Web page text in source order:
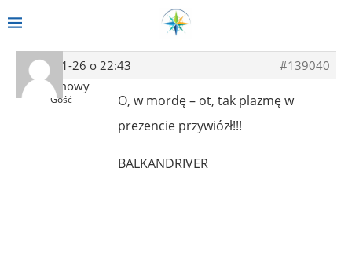
2014-01-26 o 22:43
#139040
Anonimowy
Gość
O, w mordę – ot, tak plazmę w
prezencie przywiózł!!!
BALKANDRIVER